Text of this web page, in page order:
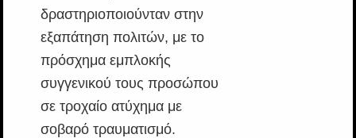
δραστηριοποιούνταν στην
εξαπάτηση πολιτών, με το
πρόσχημα εμπλοκής
συγγενικού τους προσώπου
σε τροχαίο ατύχημα με
σοβαρό τραυματισμό.